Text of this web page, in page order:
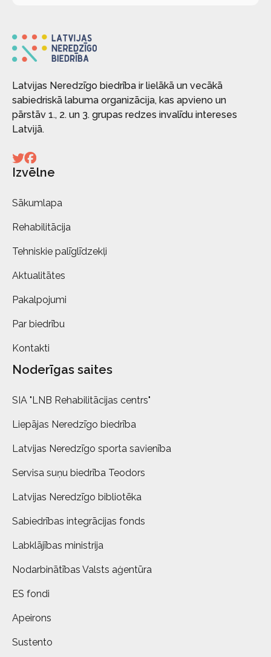
Latvijas Neredzīgo biedrība ir lielākā un vecākā
sabiedriskā labuma organizācija, kas apvieno un
pārstāv 1., 2. un 3. grupas redzes invalīdu intereses
Latvijā.
Izvēlne
Sākumlapa
Rehabilitācija
Tehniskie palīglīdzekļi
Aktualitātes
Pakalpojumi
Par biedrību
Kontakti
Noderīgas saites
SIA "LNB Rehabilitācijas centrs"
Liepājas Neredzīgo biedrība
Latvijas Neredzīgo sporta savienība
Servisa suņu biedrība Teodors
Latvijas Neredzīgo bibliotēka
Sabiedrības integrācijas fonds
Labklājības ministrija
Nodarbinātības Valsts aģentūra
ES fondi
Apeirons
Sustento